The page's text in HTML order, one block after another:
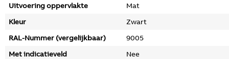
Uitvoering oppervlakte
Mat
Kleur
Zwart
RAL-Nummer (vergelijkbaar)
9005
Met indicatieveld
Nee